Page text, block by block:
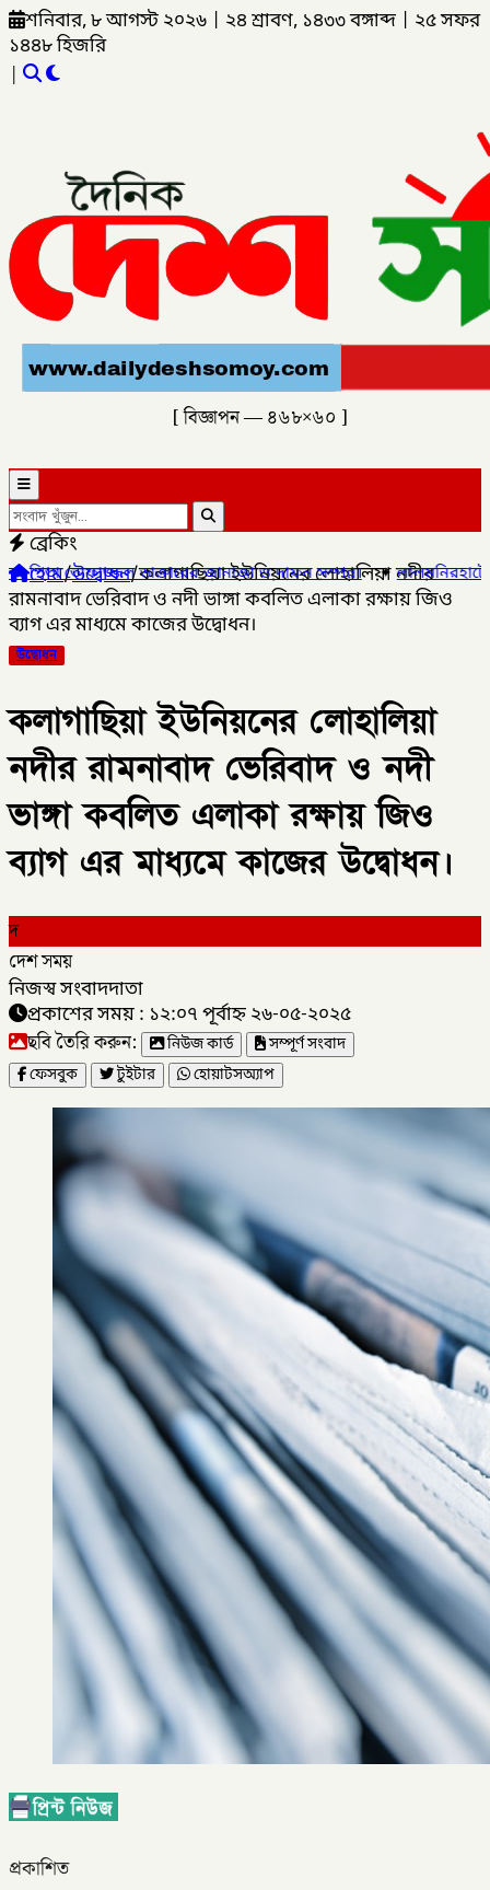
শনিবার, ৮ আগস্ট ২০২৬ ২৪ শ্রাবণ, ১৪৩৩ বঙ্গাব্দ
২৫ সফর
১৪৪৮ হিজরি
|
[ বিজ্ঞাপন — ৪৬৮×৬০ ]
ব্রেকিং
ডাক্তারের জানাজা ও দাফন সম্পন্ন।✦লালমনিরহাটের ৫ উপজেলার
হোম/উদ্বোধন/কলাগাছিয়া ইউনিয়নের লোহালিয়া নদীর
রামনাবাদ ভেরিবাদ ও নদী ভাঙ্গা কবলিত এলাকা রক্ষায় জিও
ব্যাগ এর মাধ্যমে কাজের উদ্বোধন।
উদ্বোধন
কলাগাছিয়া ইউনিয়নের লোহালিয়া
নদীর রামনাবাদ ভেরিবাদ ও নদী
ভাঙ্গা কবলিত এলাকা রক্ষায় জিও
ব্যাগ এর মাধ্যমে কাজের উদ্বোধন।
দ
দেশ সময়
নিজস্ব সংবাদদাতা
প্রকাশের সময় : ১২:০৭ পূর্বাহ্ন ২৬-০৫-২০২৫
ছবি তৈরি করুন: নিউজ কার্ড
সম্পূর্ণ সংবাদ
ফেসবুক
টুইটার হোয়াটসঅ্যাপ
প্রকাশিত